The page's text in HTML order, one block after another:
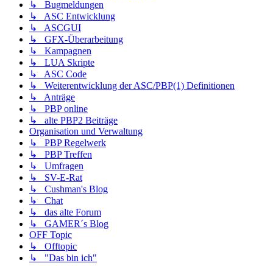
↳ Bugmeldungen
↳ ASC Entwicklung
↳ ASCGUI
↳ GFX-Überarbeitung
↳ Kampagnen
↳ LUA Skripte
↳ ASC Code
↳ Weiterentwicklung der ASC/PBP(1) Definitionen
↳ Anträge
↳ PBP online
↳ alte PBP2 Beiträge
Organisation und Verwaltung
↳ PBP Regelwerk
↳ PBP Treffen
↳ Umfragen
↳ SV-E-Rat
↳ Cushman's Blog
↳ Chat
↳ das alte Forum
↳ GAMER´s Blog
OFF Topic
↳ Offtopic
↳ "Das bin ich"